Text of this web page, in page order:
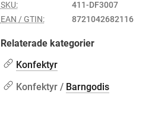
SKU:
411-DF3007
EAN / GTIN:
8721042682116
Relaterade kategorier
Konfektyr
Konfektyr / Barngodis